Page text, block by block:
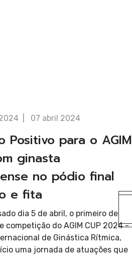
07 abril 2024
Positivo para o AGIM
ginasta
no pódio final
e fita
dia 5 de abril, o primeiro de
competição do AGIM CUP 2024 -
de Ginástica Rítmica,
uma jornada de atuações que